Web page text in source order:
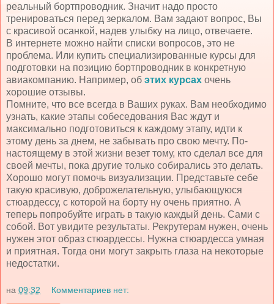
реальный бортпроводник. Значит надо просто
тренироваться перед зеркалом. Вам задают вопрос, Вы
с красивой осанкой, надев улыбку на лицо, отвечаете.
В интернете можно найти списки вопросов, это не
проблема. Или купить специализированные курсы для
подготовки на позицию бортпроводник в конкретную
авиакомпанию. Например, об этих курсах очень
хорошие отзывы.
Помните, что все всегда в Ваших руках. Вам необходимо
узнать, какие этапы собеседования Вас ждут и
максимально подготовиться к каждому этапу, идти к
этому день за днем, не забывать про свою мечту. По-
настоящему в этой жизни везет тому, кто сделал все для
своей мечты, пока другие только собирались это делать.
Хорошо могут помочь визуализации. Представьте себе
такую красивую, доброжелательную, улыбающуюся
стюардессу, с которой на борту ну очень приятно. А
теперь попробуйте играть в такую каждый день. Сами с
собой. Вот увидите результаты. Рекрутерам нужен, очень
нужен этот образ стюардессы. Нужна стюардесса умная
и приятная. Тогда они могут закрыть глаза на некоторые
недостатки.
на 09:32 Комментариев нет: